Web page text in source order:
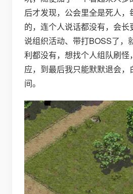
后才发现，公会里全是死人
的，连个人说话都没有，会长
说组织活动、带打BOSS了，
利都没有，想找个人组队刷怪
应，到最后我只能默默退会
间。